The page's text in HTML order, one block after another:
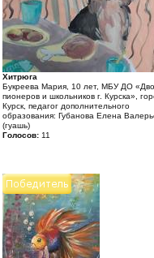
Хитрюга
Букреева Мария, 10 лет, МБУ ДО
пионеров и школьников г. Курска»,
Курск, педагог дополнительного
образования: Губанова Елена
(гуашь)
Голосов: 11